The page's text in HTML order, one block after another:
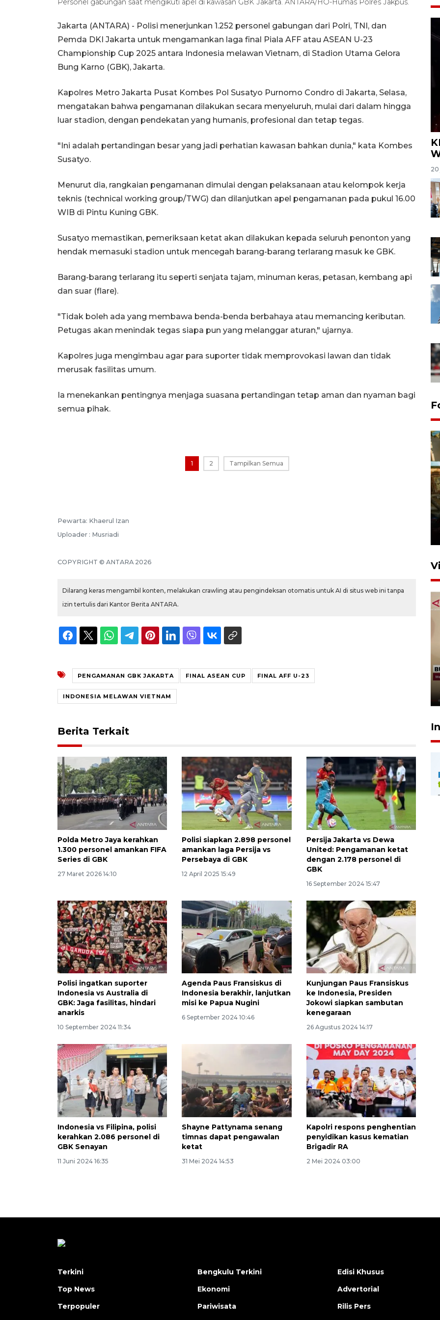
Personel gabungan saat mengikuti apel di kawasan GBK Jakarta. ANTARA/HO-Humas Polres Jakpus.
Jakarta (ANTARA) - Polisi menerjunkan 1.252 personel gabungan dari Polri, TNI, dan
Pemda DKI Jakarta untuk mengamankan laga final Piala AFF atau ASEAN U-23
Championship Cup 2025 antara Indonesia melawan Vietnam, di Stadion Utama Gelora
Bung Karno (GBK), Jakarta.
Kapolres Metro Jakarta Pusat Kombes Pol Susatyo Purnomo Condro di Jakarta, Selasa,
mengatakan bahwa pengamanan dilakukan secara menyeluruh, mulai dari dalam hingga
luar stadion, dengan pendekatan yang humanis, profesional dan tetap tegas.
"Ini adalah pertandingan besar yang jadi perhatian kawasan bahkan dunia," kata Kombes
Susatyo.
Menurut dia, rangkaian pengamanan dimulai dengan pelaksanaan atau kelompok kerja
teknis (technical working group/TWG) dan dilanjutkan apel pengamanan pada pukul 16.00
WIB di Pintu Kuning GBK.
Susatyo memastikan, pemeriksaan ketat akan dilakukan kepada seluruh penonton yang
hendak memasuki stadion untuk mencegah barang-barang terlarang masuk ke GBK.
Barang-barang terlarang itu seperti senjata tajam, minuman keras, petasan, kembang api
dan suar (flare).
"Tidak boleh ada yang membawa benda-benda berbahaya atau memancing keributan.
Petugas akan menindak tegas siapa pun yang melanggar aturan," ujarnya.
Kapolres juga mengimbau agar para suporter tidak memprovokasi lawan dan tidak
merusak fasilitas umum.
Ia menekankan pentingnya menjaga suasana pertandingan tetap aman dan nyaman bagi
semua pihak.
1 2 Tampilkan Semua
Pewarta: Khaerul Izan
Uploader : Musriadi
COPYRIGHT © ANTARA 2026
Dilarang keras mengambil konten, melakukan crawling atau pengindeksan otomatis untuk AI di situs web ini tanpa
izin tertulis dari Kantor Berita ANTARA.
PENGAMANAN GBK JAKARTA FINAL ASEAN CUP FINAL AFF U-23
INDONESIA MELAWAN VIETNAM
Berita Terkait
Polda Metro Jaya kerahkan
1.300 personel amankan FIFA
Series di GBK
27 Maret 2026 14:10
Polisi siapkan 2.898 personel
amankan laga Persija vs
Persebaya di GBK
12 April 2025 15:49
Persija Jakarta vs Dewa
United: Pengamanan ketat
dengan 2.178 personel di
GBK
16 September 2024 15:47
Polisi ingatkan suporter
Indonesia vs Australia di
GBK: Jaga fasilitas, hindari
anarkis
10 September 2024 11:34
Agenda Paus Fransiskus di
Indonesia berakhir, lanjutkan
misi ke Papua Nugini
6 September 2024 10:46
Kunjungan Paus Fransiskus
ke Indonesia, Presiden
Jokowi siapkan sambutan
kenegaraan
26 Agustus 2024 14:17
Indonesia vs Filipina, polisi
kerahkan 2.086 personel di
GBK Senayan
11 Juni 2024 16:35
Shayne Pattynama senang
timnas dapat pengawalan
ketat
31 Mei 2024 14:53
Kapolri respons penghentian
penyidikan kasus kematian
Brigadir RA
2 Mei 2024 03:00
20
penolakan gratifikasi Menhut
rampung - VIDEO
Memberantas kejahatan
jalanan Jakarta
2026-08-05 18:00:00
Terkini
Top News
Terpopuler
Bengkulu Terkini
Ekonomi
Pariwisata
Edisi Khusus
Advertorial
Rilis Pers